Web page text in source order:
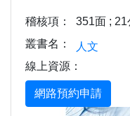
稽核項：
351面 ; 21
叢書名：
人文
線上資源：